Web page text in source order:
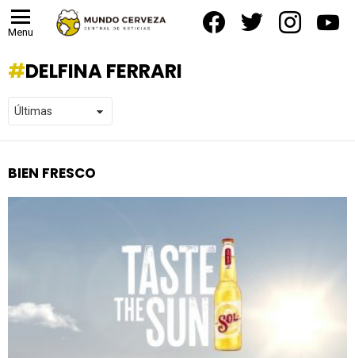
Menu
DELFINA FERRARI
BIEN FRESCO